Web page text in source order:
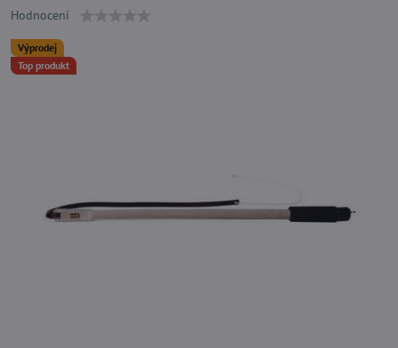
Výprodej
Top produkt
Hodnocení